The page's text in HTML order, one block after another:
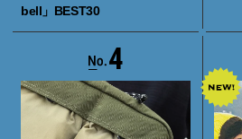
bell」BEST30
4